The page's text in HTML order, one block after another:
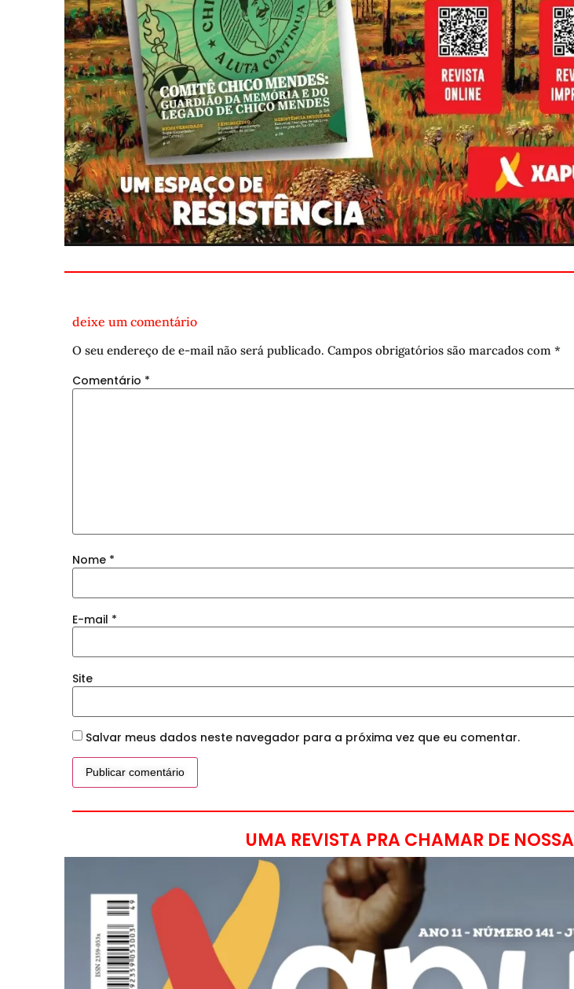
deixe um comentário
O seu endereço de e-mail não será publicado. Campos obrigatórios são marcados com *
Comentário *
Nome *
E-mail *
Site
Salvar meus dados neste navegador para a próxima vez que eu comentar.
UMA REVISTA PRA CHAMAR DE NOSSA